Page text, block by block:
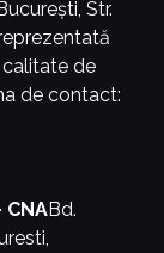
Str.
calitate de
de contact:
Bd.